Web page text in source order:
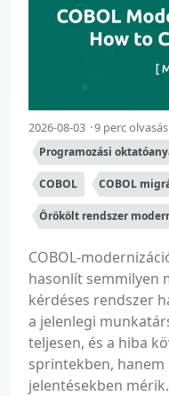
2026-08-03 9 perc
Programozási
COBOL COBOL
Örökölt rendszer
COBOL-
hasonlít semmilyen
kérdéses rendszer
a jelenlegi
teljesen, és a hiba
sprintekben,
jelentésekben